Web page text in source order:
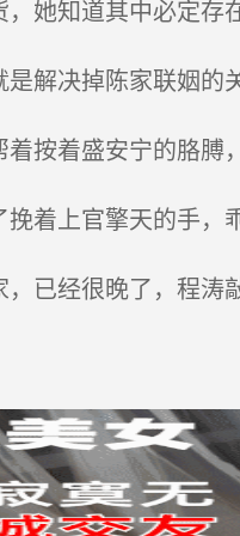
她知道其中必定存
解决掉陈家联姻的
按着盛安宁的胳膊
着上官擎天的手，
已经很晚了，程涛